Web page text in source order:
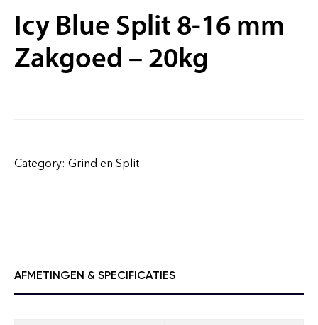
Icy Blue Split 8-16 mm
Zakgoed – 20kg
Category: Grind en Split
AFMETINGEN & SPECIFICATIES